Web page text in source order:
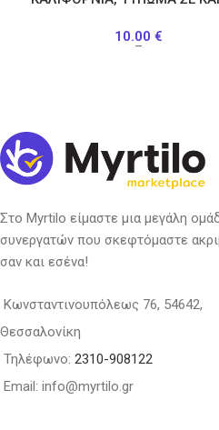
10.00€
–
Στο Myrtilo είμαστε μια μεγάλη
συνεργατών που σκεφτόμαστε
σαν και εσένα!
Κωνσταντινουπόλεως 76, 54642,
Θεσσαλονίκη
Τηλέφωνο: 2310-908122
Email: info@myrtilo.gr